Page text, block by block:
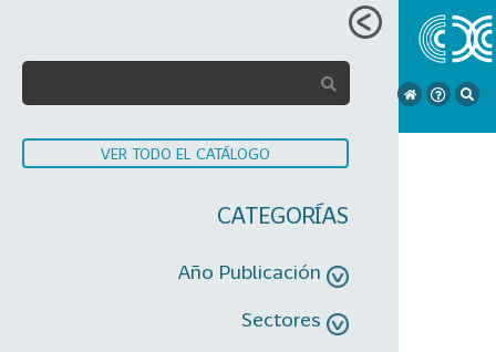
VER TODO EL CATÁLOGO
CATEGORÍAS
Año Publicación
Sectores